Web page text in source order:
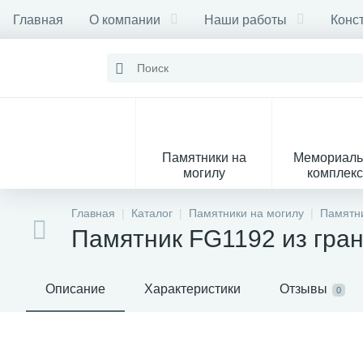
Главная О компании Наши работы
Памятники на
могилу
Главная Каталог Памятники на могилу
Памятник FG1192 из
Описание Характеристики Отзывы 0